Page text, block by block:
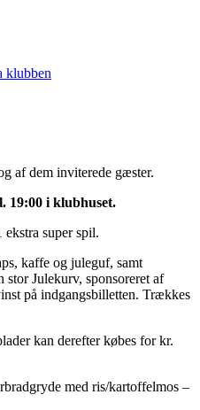
klubben
af dem inviterede gæster.
19:00 i klubhuset.
super spil.
kaffe og juleguf, samt
stor Julekurv, sponsoreret af
på indgangsbilletten. Trækkes
kan derefter købes for kr.
med ris/kartoffelmos –